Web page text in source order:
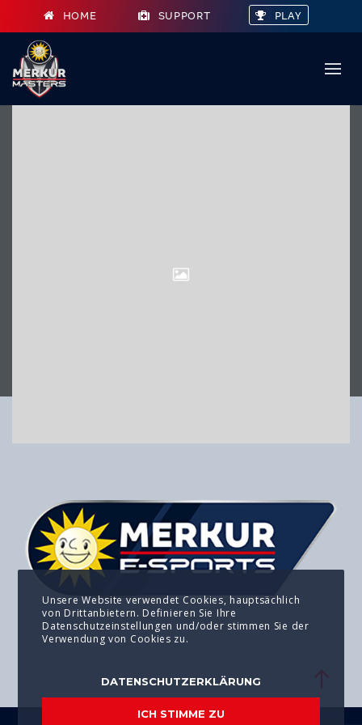
HOME SUPPORT PLAY
Unsere Website verwendet Cookies, hauptsächlich
von Drittanbietern. Definieren Sie Ihre
Datenschutzeinstellungen und/oder stimmen Sie der
Verwendung von Cookies zu.
DATENSCHUTZERKLÄRUNG
ICH STIMME ZU